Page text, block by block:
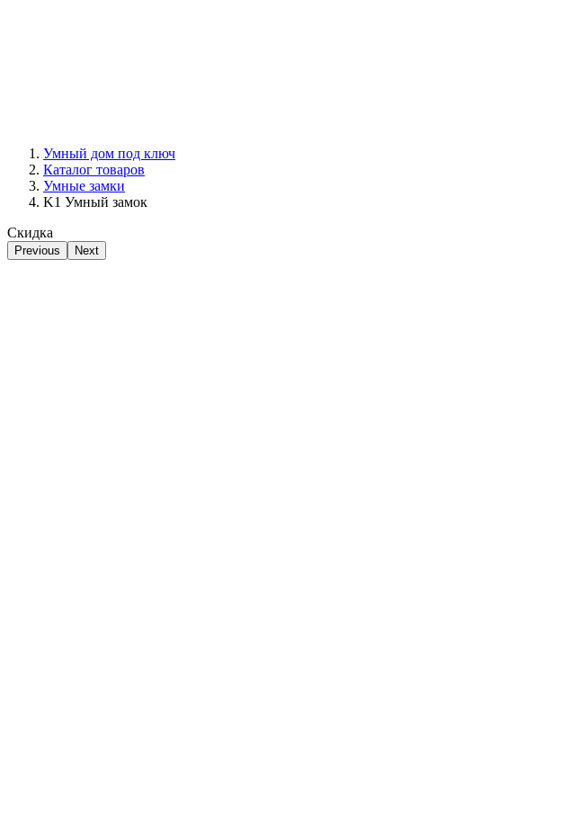
Умный дом под ключ
Каталог товаров
Умные замки
K1 Умный замок
Скидка
Previous Next